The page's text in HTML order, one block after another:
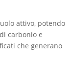
attivo, potendo
carbonio e
che generano